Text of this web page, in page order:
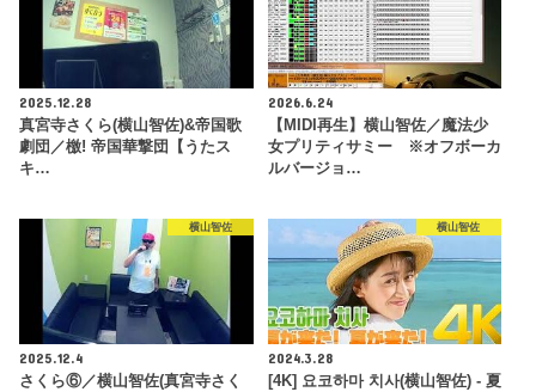
2025.12.28
真宮寺さくら(横山智佐)&帝国歌
劇団／檄! 帝国華撃団【うたス
キ…
2026.6.24
【MIDI再生】横山智佐／魔法少
女プリティサミー ※オフボーカ
ルバージョ…
横山智佐
2025.12.4
さくら⑥／横山智佐(真宮寺さく
横山智佐
2024.3.28
[4K] 요코하마 치사(横山智佐) - 夏